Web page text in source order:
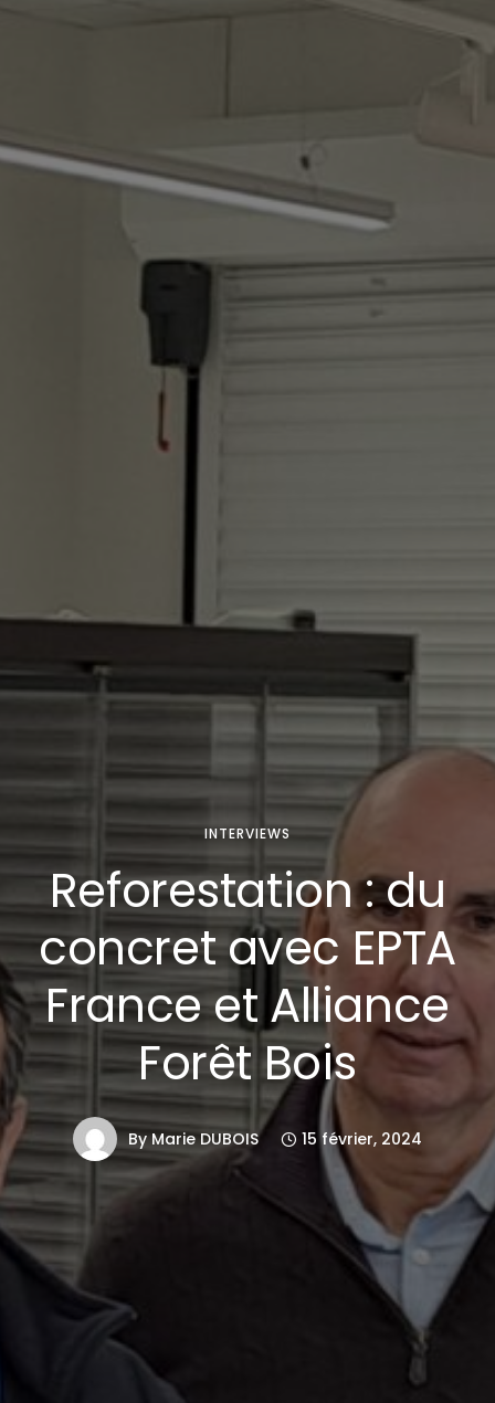
INTERVIEWS
Reforestation : du
concret avec EPTA
France et Alliance
Forêt Bois
ByMarie DUBOIS 15 février, 2024